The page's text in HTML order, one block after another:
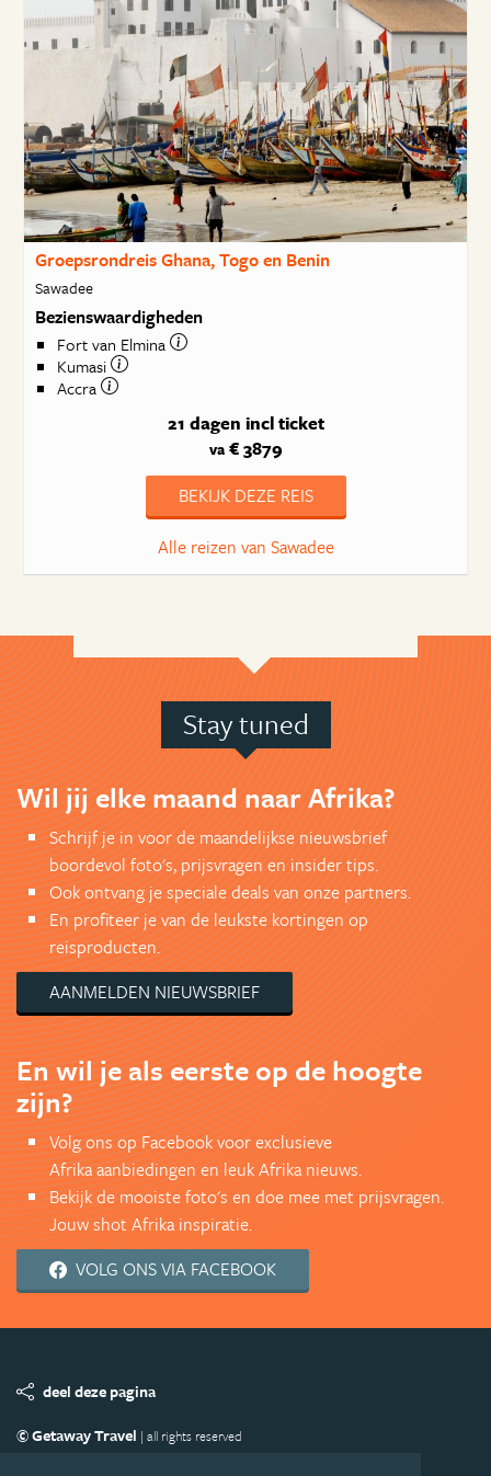
Groepsrondreis Ghana, Togo en Benin
Sawadee
Bezienswaardigheden
Fort van Elmina
Kumasi
Accra
21 dagen incl ticket
va€ 3879
BEKIJK DEZE REIS
Alle reizen van Sawadee
Stay tuned
Wil jij elke maand naar Afrika?
Schrijf je in voor de maandelijkse nieuwsbrief
boordevol foto's, prijsvragen en insider tips.
Ook ontvang je speciale deals van onze partners.
En profiteer je van de leukste kortingen op
reisproducten.
AANMELDEN NIEUWSBRIEF
En wil je als eerste op de hoogte
zijn?
Volg ons op Facebook voor exclusieve
Afrika aanbiedingen en leuk Afrika nieuws.
Bekijk de mooiste foto's en doe mee met prijsvragen.
Jouw shot Afrika inspiratie.
VOLG ONS VIA FACEBOOK
deel deze pagina
© Getaway Travel | all rights reserved